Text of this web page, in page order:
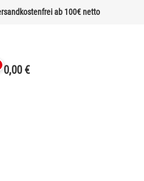
ab 100€ netto
0,00 €